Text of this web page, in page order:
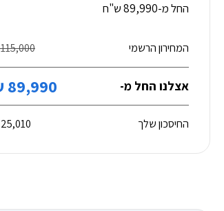
החל מ-89,990 ש"ח
המחירון הרשמי 115,000 ₪
אצלנו החל מ- 89,990 ₪
החיסכון שלך 25,010 ₪